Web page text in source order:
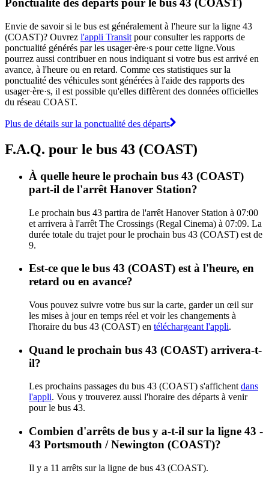
Ponctualité des départs pour le bus 43 (COAST)
Envie de savoir si le bus est généralement à l'heure sur la ligne 43
(COAST)? Ouvrez l'appli Transit pour consulter les rapports de
ponctualité générés par les usager·ère·s pour cette ligne.Vous
pourrez aussi contribuer en nous indiquant si votre bus est arrivé en
avance, à l'heure ou en retard. Comme ces statistiques sur la
ponctualité des véhicules sont générées à l'aide des rapports des
usager·ère·s, il est possible qu'elles diffèrent des données officielles
du réseau COAST.
Plus de détails sur la ponctualité des départs
F.A.Q. pour le bus 43 (COAST)
À quelle heure le prochain bus 43 (COAST)
part-il de l'arrêt Hanover Station?
Le prochain bus 43 partira de l'arrêt Hanover Station à 07:00
et arrivera à l'arrêt The Crossings (Regal Cinema) à 07:09. La
durée totale du trajet pour le prochain bus 43 (COAST) est de
9.
Est-ce que le bus 43 (COAST) est à l'heure, en
retard ou en avance?
Vous pouvez suivre votre bus sur la carte, garder un œil sur
les mises à jour en temps réel et voir les changements à
l'horaire du bus 43 (COAST) en téléchargeant l'appli.
Quand le prochain bus 43 (COAST) arrivera-t-
il?
Les prochains passages du bus 43 (COAST) s'affichent dans
l'appli. Vous y trouverez aussi l'horaire des départs à venir
pour le bus 43.
Combien d'arrêts de bus y a-t-il sur la ligne 43 -
43 Portsmouth / Newington (COAST)?
Il y a 11 arrêts sur la ligne de bus 43 (COAST).